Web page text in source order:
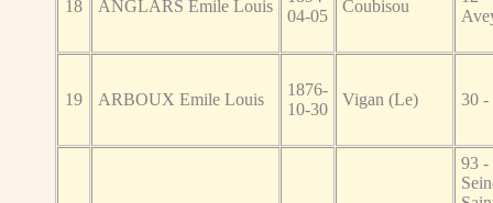
18 ANGLARS Emile Louis
04-05
Coubisou
19 ARBOUX Emile Louis
1876-
10-30
Vigan (Le) 30 -
93 -